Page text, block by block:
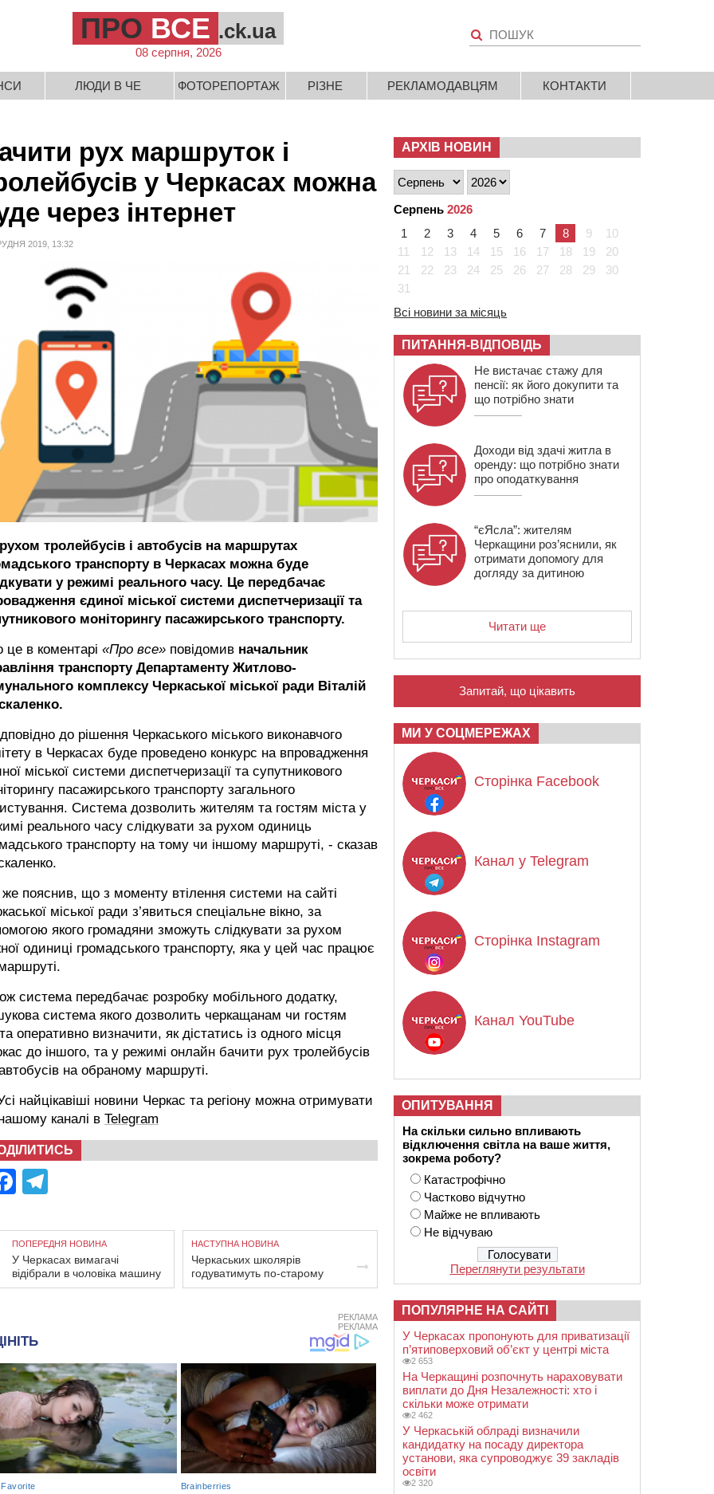
ПРО ВСЕ .ck.ua
08 серпня, 2026
ЛЮДИ В ЧЕ ФОТОРЕПОРТАЖ РІЗНЕ РЕКЛАМОДАВЦЯМ КОНТАКТИ
рух маршруток і
у Черкасах можна
через інтернет
2019, 13:32
тролейбусів і автобусів на маршрутах
транспорту в Черкасах можна буде
у режимі реального часу. Це передбачає
єдиної міської системи диспетчеризації та
моніторингу пасажирського транспорту.
це в коментарі «Про все» повідомив начальник
транспорту Департаменту Житлово-
комплексу Черкаської міської ради Віталій
до рішення Черкаського міського виконавчого
в Черкасах буде проведено конкурс на впровадження
міської системи диспетчеризації та супутникового
пасажирського транспорту загального
Система дозволить жителям та гостям міста у
реального часу слідкувати за рухом одиниць
транспорту на тому чи іншому маршруті, - сказав
же пояснив, що з моменту втілення системи на сайті
міської ради з’явиться спеціальне вікно, за
якого громадяни зможуть слідкувати за рухом
одиниці громадського транспорту, яка у цей час працює
система передбачає розробку мобільного додатку,
система якого дозволить черкащанам чи гостям
оперативно визначити, як дістатись із одного місця
до іншого, та у режимі онлайн бачити рух тролейбусів
на обраному маршруті.
найцікавіші новини Черкас та регіону можна отримувати
каналі в Telegram
Facebook
ПОПЕРЕДНЯ НОВИНА
У Черкасах вимагачі
відібрали в чоловіка машину
НАСТУПНА НОВИНА
Черкаських школярів
годуватимуть по-старому
РЕКЛАМА
РЕКЛАМА
АРХІВ НОВИН
Серпень 2026
1
2 3 4 5 6 7 8 9
10
11
12 13 14 15 16 17 18 19
20
21
22 23 24 25 26 27 28 29
30
31
Всі новини за місяць
ПИТАННЯ-ВІДПОВІДЬ
Не вистачає стажу для
пенсії: як його докупити та
що потрібно знати
Доходи від здачі житла в
оренду: що потрібно знати
про оподаткування
“єЯсла”: жителям
Черкащини роз’яснили, як
отримати допомогу для
догляду за дитиною
Читати ще
Запитай, що цікавить
МИ У СОЦМЕРЕЖАХ
Сторінка Facebook
Канал у Telegram
Сторінка Instagram
Канал YouTube
ОПИТУВАННЯ
На скільки сильно впливають
відключення світла на ваше життя,
зокрема роботу?
Катастрофічно
Частково відчутно
Майже не впливають
Не відчуваю
Переглянути результати
ПОПУЛЯРНЕ НА САЙТІ
У Черкасах пропонують для приватизації
п’ятиповерховий об’єкт у центрі міста
2 653
На Черкащині розпочнуть нараховувати
виплати до Дня Незалежності: хто і
скільки може отримати
2 462
У Черкаській облраді визначили
кандидатку на посаду директора
установи, яка супроводжує 39 закладів
освіти
2 320